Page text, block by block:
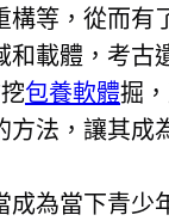
等，從而有
載體，考
包養軟體掘
法，讓其
為當下青